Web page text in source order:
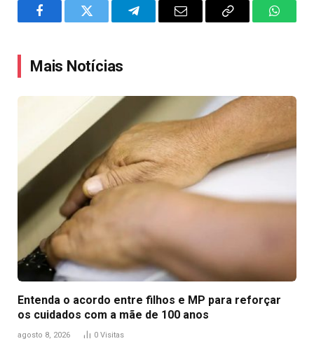
FacebookTwitter TelegramEmail
Copy
Mais Notícias
Entenda o acordo entre filhos e MP para reforçar
os cuidados com a mãe de 100 anos
agosto 8, 2026 0 Visitas